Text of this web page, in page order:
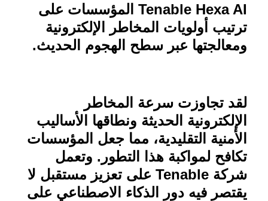
Tenable Hexa AI المؤسسات على
ترتيب أولويات المخاطر الإلكترونية
ومعالجتها عبر سطح الهجوم الحديث.
لقد تجاوزت سرعة المخاطر
الإلكترونية الحديثة ونطاقها الأساليب
الأمنية التقليدية، مما جعل المؤسسات
تكافح لمواكبة هذا التطور. وتعمل
شركة Tenable على تعزيز مستقبل لا
يقتصر فيه دور الذكاء الاصطناعي على